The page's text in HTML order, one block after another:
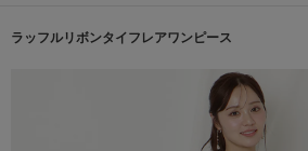
ラッフルリボンタイフレアワンピース